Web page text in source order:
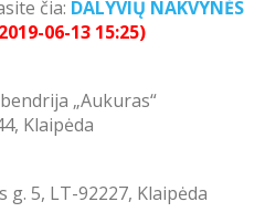
čia: DALYVIŲ NAKVYNĖS
06-13 15:25)
„Aukuras“
Klaipėda
g. 5, LT-92227, Klaipėda